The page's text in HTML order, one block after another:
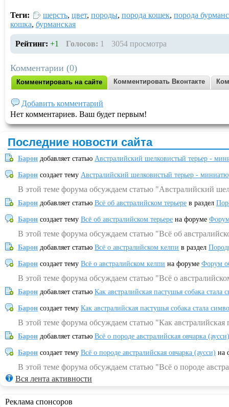
Теги: шерсть, цвет, породы, порода кошек, порода
кошка, бурманская
Рейтинг: +1 Голосов: 1 3054 просмотра
Комментарии (0)
Комментировать на сайте Комментировать Вконтакте
Добавить комментарий
Нет комментариев. Ваш будет первым!
Последние новости сайта
Барон добавляет статью Австралийский шелковистый терьер -
Барон создает тему Австралийский шелковистый терьер -
В этой теме форума обсуждаем статью "Австралийский
Барон добавляет статью Всё об австралийском терьере в раздел
Барон создает тему Всё об австралийском терьере на форуме
В этой теме форума обсуждаем статью "Всё об
Барон добавляет статью Всё о австралийском келпи в раздел
Барон создает тему Всё о австралийском келпи на форуме Форум
В этой теме форума обсуждаем статью "Всё о
Барон добавляет статью Как австралийская пастушья собака
Барон создает тему Как австралийская пастушья собака стала
В этой теме форума обсуждаем статью "Как
Барон добавляет статью Всё о породе австралийская овчарка (аусси)
Барон создает тему Всё о породе австралийская овчарка (аусси) на
В этой теме форума обсуждаем статью "Всё о породе
Вся лента активности
Реклама спонсоров